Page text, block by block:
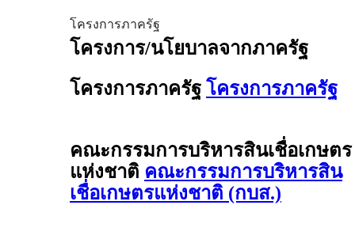
โครงการภาครัฐ
โครงการ/นโยบาลจากภาครัฐ
โครงการภาครัฐ โครงการภาครัฐ
คณะกรรมการบริหารสินเชื่อเกษตร
แห่งชาติ คณะกรรมการบริหารสิน
เชื่อเกษตรแห่งชาติ (กบส.)